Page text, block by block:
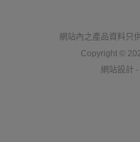
網站內之產品資料只
Copyright ©
網站設計 -